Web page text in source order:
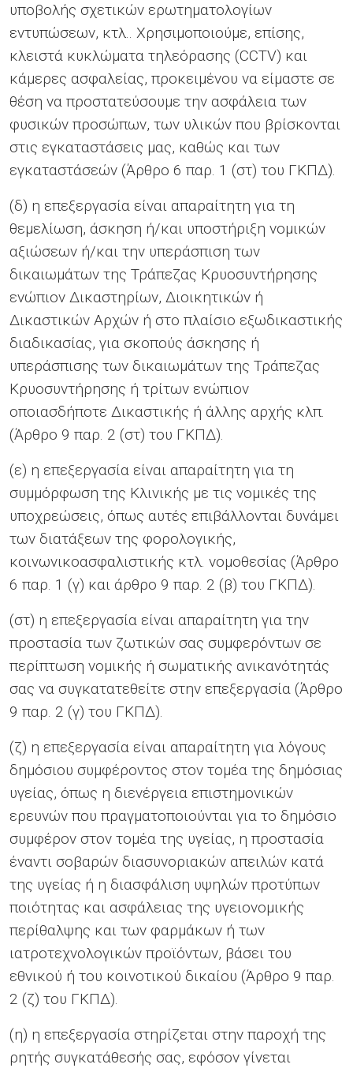
υποβολής σχετικών ερωτηματολογίων
εντυπώσεων, κτλ.. Xρησιμοποιούμε, επίσης,
κλειστά κυκλώματα τηλεόρασης (CCTV) και
κάμερες ασφαλείας, προκειμένου να είμαστε σε
θέση να προστατεύσουμε την ασφάλεια των
φυσικών προσώπων, των υλικών που βρίσκονται
στις εγκαταστάσεις μας, καθώς και των
εγκαταστάσεών (Άρθρο 6 παρ. 1 (στ) του ΓΚΠΔ).
(δ) η επεξεργασία είναι απαραίτητη για τη
θεμελίωση, άσκηση ή/και υποστήριξη νομικών
αξιώσεων ή/και την υπεράσπιση των
δικαιωμάτων της Τράπεζας Κρυοσυντήρησης
ενώπιον Δικαστηρίων, Διοικητικών ή
Δικαστικών Αρχών ή στο πλαίσιο εξωδικαστικής
διαδικασίας, για σκοπούς άσκησης ή
υπεράσπισης των δικαιωμάτων της Τράπεζας
Κρυοσυντήρησης ή τρίτων ενώπιον
οποιασδήποτε Δικαστικής ή άλλης αρχής κλπ.
(Άρθρο 9 παρ. 2 (στ) του ΓΚΠΔ).
(ε) η επεξεργασία είναι απαραίτητη για τη
συμμόρφωση της Κλινικής με τις νομικές της
υποχρεώσεις, όπως αυτές επιβάλλονται δυνάμει
των διατάξεων της φορολογικής,
κοινωνικοασφαλιστικής κτλ. νομοθεσίας (Άρθρο
6 παρ. 1 (γ) και άρθρο 9 παρ. 2 (β) του ΓΚΠΔ).
(στ) η επεξεργασία είναι απαραίτητη για την
προστασία των ζωτικών σας συμφερόντων σε
περίπτωση νομικής ή σωματικής ανικανότητάς
σας να συγκατατεθείτε στην επεξεργασία (Άρθρο
9 παρ. 2 (γ) του ΓΚΠΔ).
(ζ) η επεξεργασία είναι απαραίτητη για λόγους
δημόσιου συμφέροντος στον τομέα της δημόσιας
υγείας, όπως η διενέργεια επιστημονικών
ερευνών που πραγματοποιούνται για το δημόσιο
συμφέρον στον τομέα της υγείας, η προστασία
έναντι σοβαρών διασυνοριακών απειλών κατά
της υγείας ή η διασφάλιση υψηλών προτύπων
ποιότητας και ασφάλειας της υγειονομικής
περίθαλψης και των φαρμάκων ή των
ιατροτεχνολογικών προϊόντων, βάσει του
εθνικού ή του κοινοτικού δικαίου (Άρθρο 9 παρ.
2 (ζ) του ΓΚΠΔ).
(η) η επεξεργασία στηρίζεται στην παροχή της
ρητής συγκατάθεσής σας, εφόσον γίνεται